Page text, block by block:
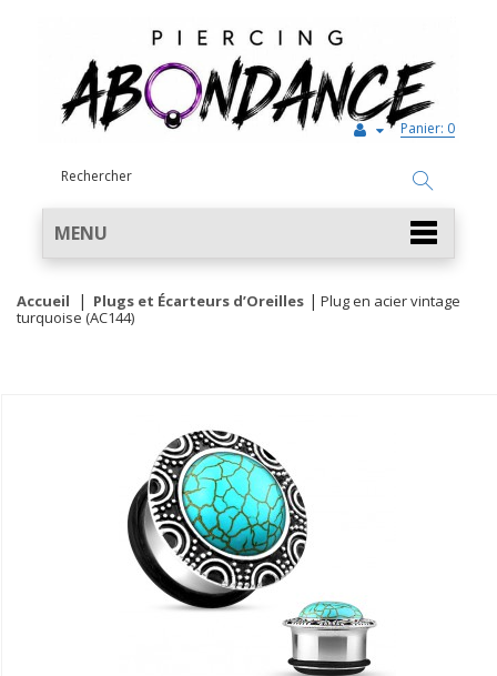
Panier: 0
MENU
Accueil Plugs et Écarteurs d’Oreilles
Plug en acier vintage
turquoise (AC144)